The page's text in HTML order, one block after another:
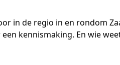
in de regio in en rondom
kennismaking. En wie